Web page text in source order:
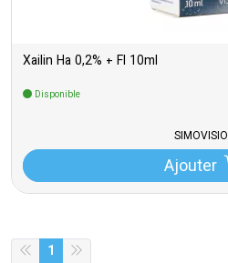
Xailin Ha 0,2% + Fl 10ml
Disponible
Ajouter
1